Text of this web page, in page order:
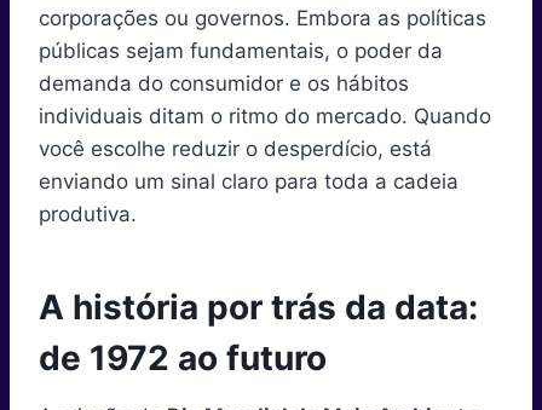
corporações ou governos. Embora as políticas
públicas sejam fundamentais, o poder da
demanda do consumidor e os hábitos
individuais ditam o ritmo do mercado. Quando
você escolhe reduzir o desperdício, está
enviando um sinal claro para toda a cadeia
produtiva.
A história por trás da data:
de 1972 ao futuro